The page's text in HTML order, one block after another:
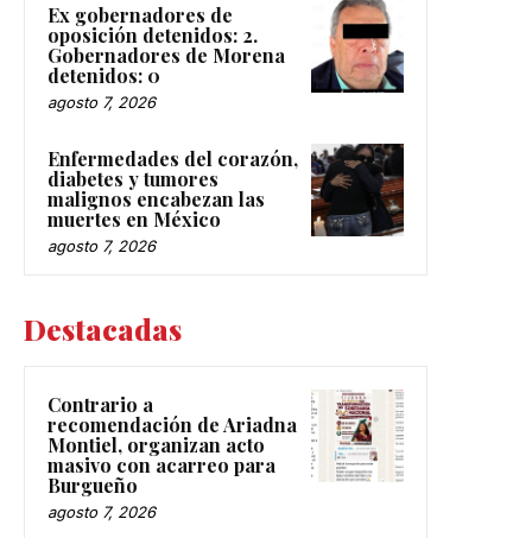
Ex gobernadores de
oposición detenidos: 2.
Gobernadores de Morena
detenidos: 0
agosto 7, 2026
Enfermedades del corazón,
diabetes y tumores
malignos encabezan las
muertes en México
agosto 7, 2026
Destacadas
Contrario a
recomendación de Ariadna
Montiel, organizan acto
masivo con acarreo para
Burgueño
agosto 7, 2026